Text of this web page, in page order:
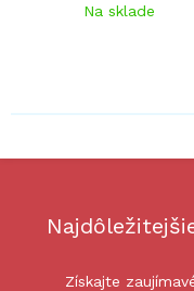
Na sklade
Získajte